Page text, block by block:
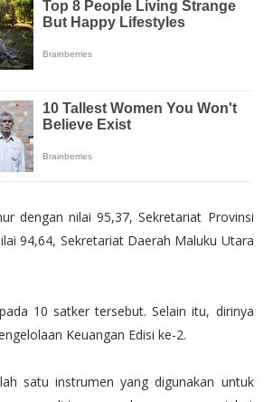
dengan nilai 95,37, Sekretariat Provinsi
94,64, Sekretariat Daerah Maluku Utara
10 satker tersebut. Selain itu, dirinya
Keuangan Edisi ke-2.
satu instrumen yang digunakan untuk
"M 6.6 | southern East